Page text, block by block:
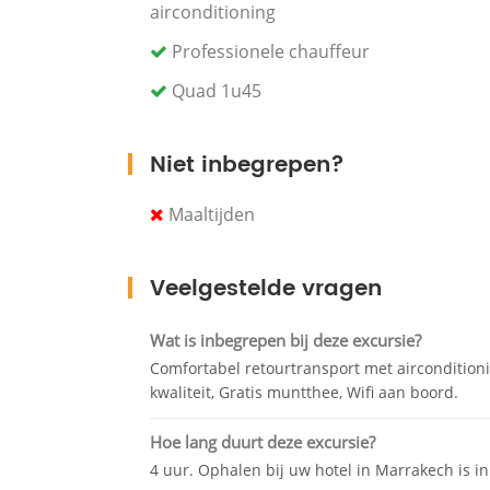
adrenaline op een prachtig en zeer
woestijnheuvel om fascinerende foto's
Neem even de tijd om te genieten van
professionele gids zal het leuk en
gastvrouw.
Maak kennis met onze chauffeur die op
brengen met een comfortabele auto
onvergetelijk moment in Marokko
airconditioning
Professionele chauffeur
Quad 1u45
Niet inbegrepen?
Maaltijden
Veelgestelde vragen
Wat is inbegrepen bij deze excursie?
Comfortabel retourtransport met
kwaliteit, Gratis muntthee, Wifi aan boord.
Hoe lang duurt deze excursie?
4 uur. Ophalen bij uw hotel in Marrakech is